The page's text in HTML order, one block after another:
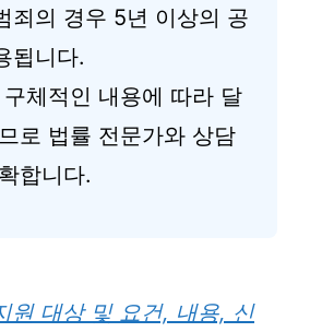
죄의 경우 5년 이상의 공
됩니다.
체적인 내용에 따라 달
로 법률 전문가와 상담
합니다.
원 대상 및 요건, 내용, 신